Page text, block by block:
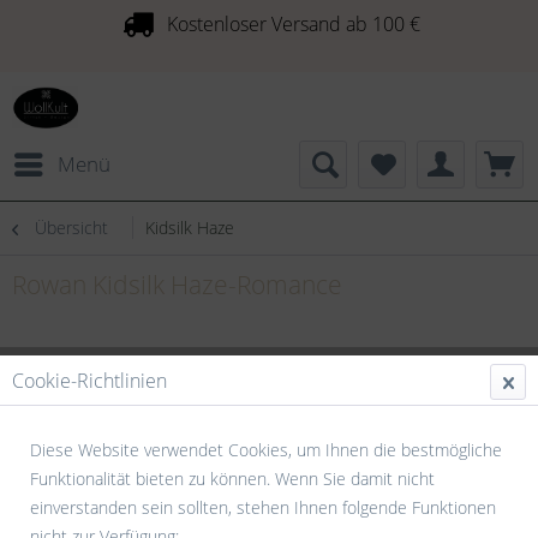
Kostenloser Versand ab 100 €
Menü
Übersicht Kidsilk Haze
Cookie-Richtlinien
Diese Website verwendet Cookies, um Ihnen die bestmögliche
Funktionalität bieten zu können. Wenn Sie damit nicht
einverstanden sein sollten, stehen Ihnen folgende Funktionen